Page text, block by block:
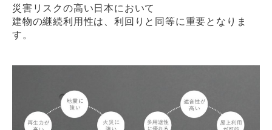
災害リスクの高い日本において
建物の継続利用性は、利回りと同等に重要となりま
す。